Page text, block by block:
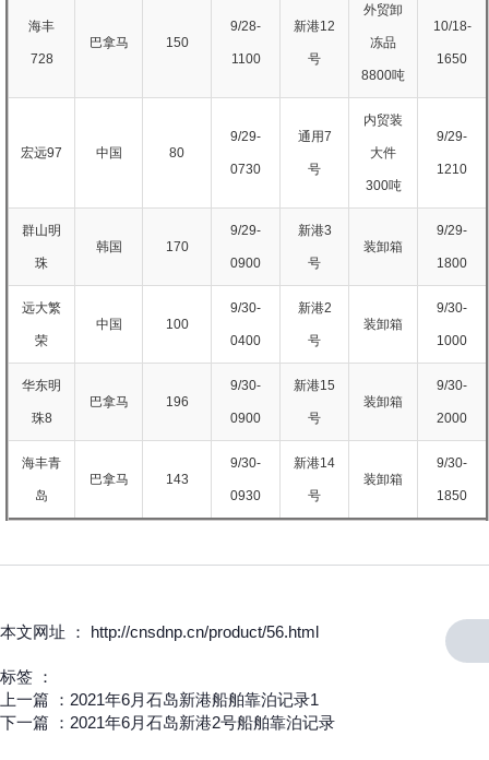
海丰
728
巴拿马 150
9/28-
1100
新港12
号
外贸卸
冻品
8800吨
10/18-
1650
宏远97 中国 80
9/29-
0730
通用7
号
内贸装
大件
300吨
9/29-
1210
群山明
珠
韩国 170
9/29-
0900
新港3
号
装卸箱
9/29-
1800
远大繁
荣
中国 100
9/30-
0400
新港2
号
装卸箱
9/30-
1000
华东明
珠8
巴拿马 196
9/30-
0900
新港15
号
装卸箱
9/30-
2000
海丰青
岛
巴拿马 143
9/30-
0930
新港14
号
装卸箱
9/30-
1850
本文网址 ： http://cnsdnp.cn/product/56.html
标签 ：
上一篇 ： 2021年6月石岛新港船舶靠泊记录1
下一篇 ： 2021年6月石岛新港2号船舶靠泊记录